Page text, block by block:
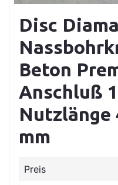
Disc
Beton
Anschluß
Nutzlänge
mm
Preis